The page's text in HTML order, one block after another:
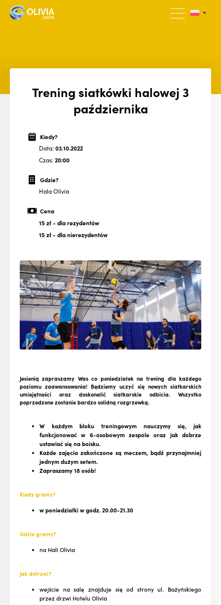
Trening siatkówki halowej 3
października
Kiedy?
Data:03.10.2022
Czas:20:00
Gdzie?
Hala Olivia
Cena
15 zł- dla rezydentów
15 zł- dla nierezydentów
Jesienią zapraszamy Was co poniedziałek na trening dla każdego
poziomu zaawansowania! Będziemy uczyć się nowych siatkarskich
umiejętności oraz doskonalić siatkarskie odbicia. Wszystko
poprzedzone zostanie bardzo solidną rozgrzewką.
W każdym bloku treningowym nauczymy się, jak
funkcjonować w 6-osobowym zespole oraz jak dobrze
ustawiać się na boisku.
Każde zajęcia zakończone są meczem, bądź przynajmniej
jednym dużym setem.
Zapraszamy 18 osób!
Kiedy gramy?
w poniedziałki w godz. 20.00-21.30
Gdzie gramy?
na Hali Olivia
Jak dotrzeć?
wejście na salę znajduje się od strony ul. Bażyńskiego
przez drzwi Hotelu Olivia